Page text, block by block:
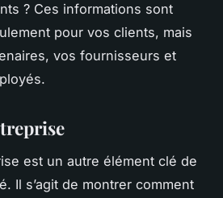
? Ces informations sont
pour vos clients, mais
vos fournisseurs et
est un autre élément clé de
Il s’agit de montrer comment